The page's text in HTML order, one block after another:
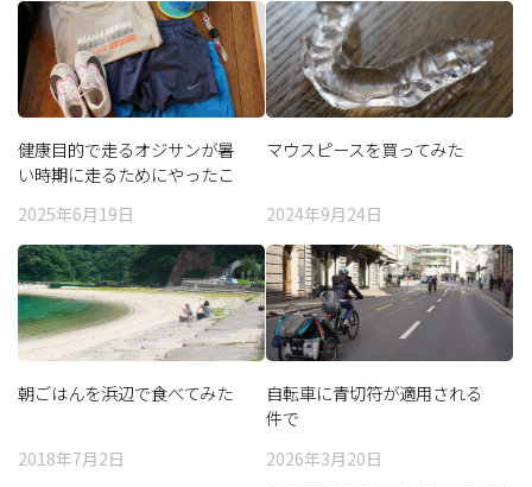
健康目的で走るオジサンが暑
い時期に走るためにやったこ
2025年6月19日
マウスピースを買ってみた
2024年9月24日
朝ごはんを浜辺で食べてみた
2018年7月2日
自転車に青切符が適用される
件で
2026年3月20日